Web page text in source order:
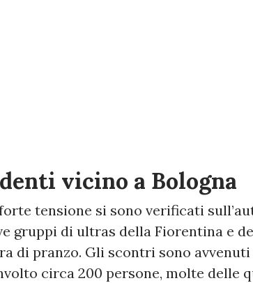
vicino a Bologna
tensione si sono verificati
gruppi di ultras della Fiorentina e
di pranzo. Gli scontri sono
circa 200 persone, molte delle